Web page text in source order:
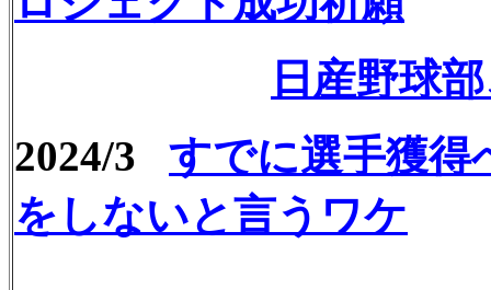
日産野球
2024/3
すでに選手獲得
をしないと言うワケ